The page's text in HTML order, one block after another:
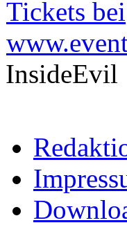
InsideEvil